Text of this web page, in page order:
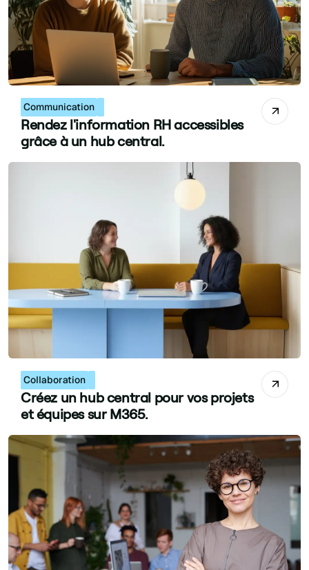
Responsable marketing et communication
Communication
Rendez l'information RH accessibles
grâce à un hub central.
Collaboration
Créez un hub central pour vos projets
et équipes sur M365.